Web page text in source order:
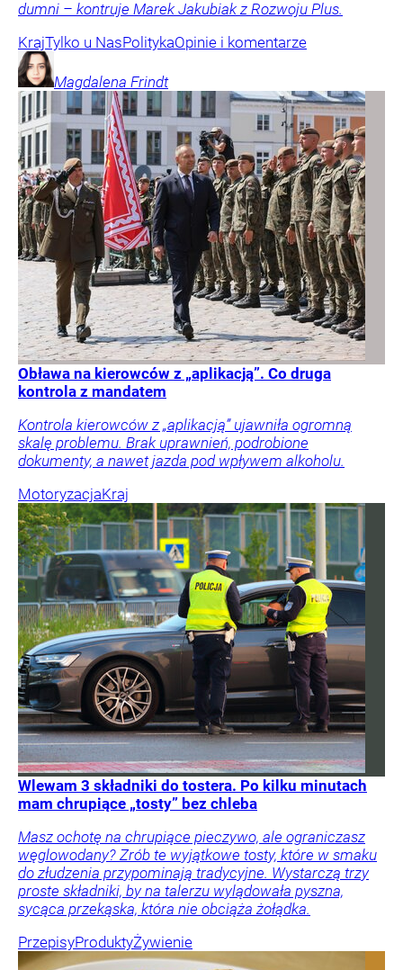
dumni – kontruje Marek Jakubiak z Rozwoju Plus.
KrajTylko u NasPolitykaOpinie i komentarze
Magdalena Frindt
Obława na kierowców z „aplikacją”. Co druga
kontrola z mandatem
Kontrola kierowców z „aplikacją” ujawniła ogromną
skalę problemu. Brak uprawnień, podrobione
dokumenty, a nawet jazda pod wpływem alkoholu.
MotoryzacjaKraj
Wlewam 3 składniki do tostera. Po kilku minutach
mam chrupiące „tosty” bez chleba
Masz ochotę na chrupiące pieczywo, ale ograniczasz
węglowodany? Zrób te wyjątkowe tosty, które w smaku
do złudzenia przypominają tradycyjne. Wystarczą trzy
proste składniki, by na talerzu wylądowała pyszna,
sycąca przekąska, która nie obciąża żołądka.
PrzepisyProduktyŻywienie